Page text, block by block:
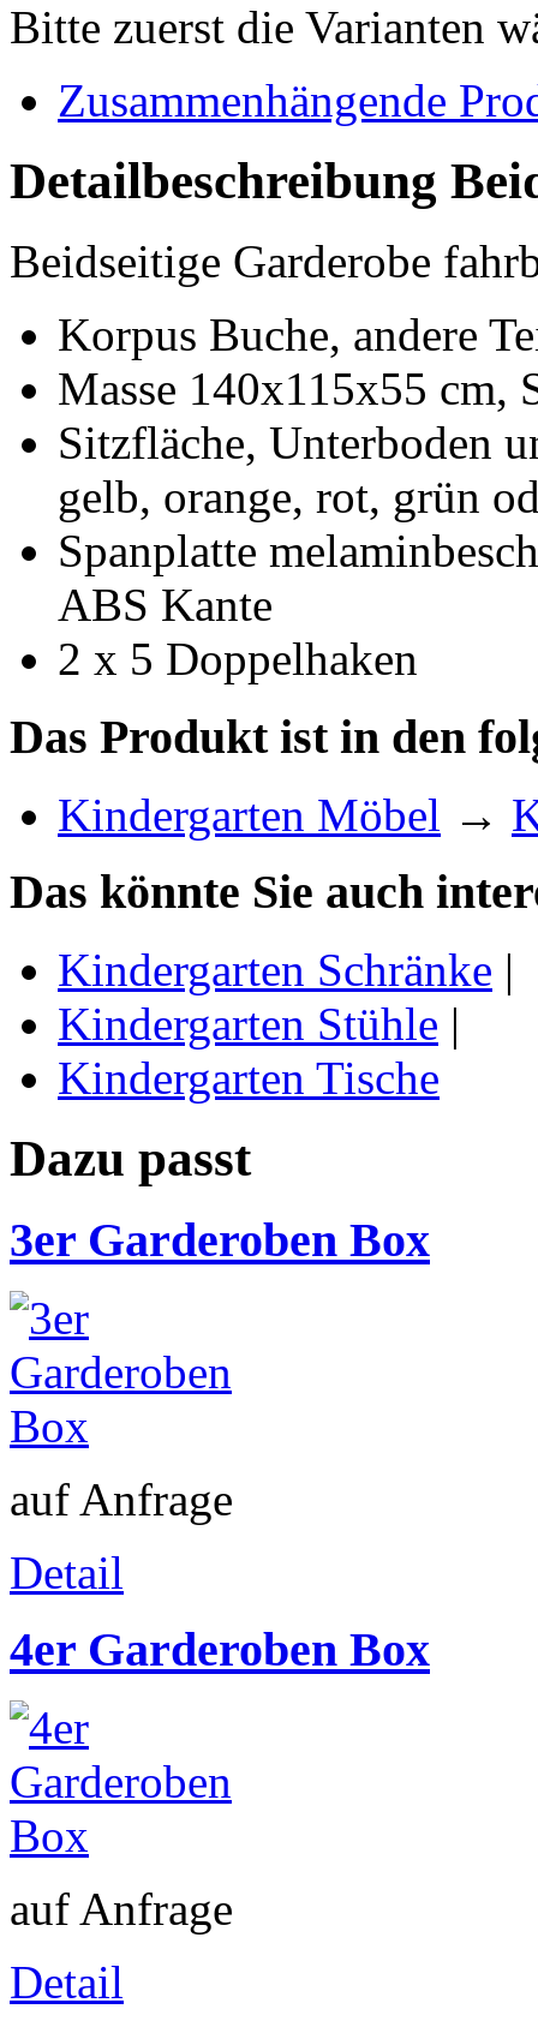
Bitte zuerst die Varianten
Zusammenhängende
Detailbeschreibung
Beidseitige Garderobe
Korpus Buche, andere
Masse 140x115x55 cm,
Sitzfläche, Unterboden
gelb, orange, rot, grün
Spanplatte
ABS Kante
2 x 5 Doppelhaken
Das Produkt ist in den
Kindergarten Möbel →
Das könnte Sie auch
Kindergarten Schränke |
Kindergarten Stühle |
Kindergarten Tische
Dazu passt
3er Garderoben Box
auf Anfrage
Detail
4er Garderoben Box
auf Anfrage
Detail